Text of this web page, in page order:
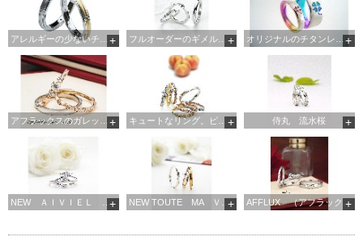
フルオーダーのギメルリング。２本が一本になる・・
キュートなリング。ピーチシュガー。 侍丸 流水桜
NEW ＡＩＶＩＥＬ （ニュー アイヴェール） NEW TOUTE MA ＶＩＥ （ニュー トゥトゥマヴィ） AFFLUX （アフラックス） パピオン